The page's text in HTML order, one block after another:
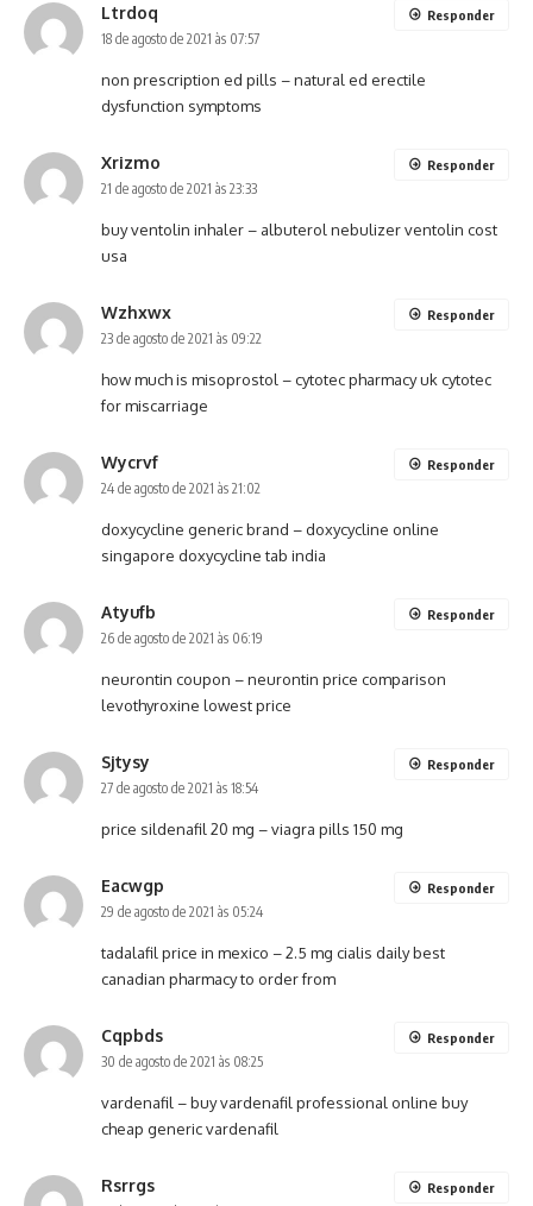
Ltrdoq
18 de agosto de 2021 às 07:57
non prescription ed pills –natural ed erectile
dysfunction symptoms
Responder
Xrizmo
21 de agosto de 2021 às 23:33
buy ventolin inhaler – albuterol nebulizerventolin cost
usa
Responder
Wzhxwx
23 de agosto de 2021 às 09:22
how much is misoprostol – cytotec pharmacy uk cytotec
for miscarriage
Responder
Wycrvf
24 de agosto de 2021 às 21:02
doxycycline generic brand – doxycycline online
singapore doxycycline tab india
Responder
Atyufb
26 de agosto de 2021 às 06:19
neurontin coupon –neurontin price comparison
levothyroxine lowest price
Responder
Sjtysy
27 de agosto de 2021 às 18:54
price sildenafil 20 mg – viagra pills 150 mg
Responder
Eacwgp
29 de agosto de 2021 às 05:24
tadalafil price in mexico –2.5 mg cialis dailybest
canadian pharmacy to order from
Responder
Cqpbds
30 de agosto de 2021 às 08:25
vardenafil –buy vardenafil professional online buy
cheap generic vardenafil
Responder
Rsrrgs Responder